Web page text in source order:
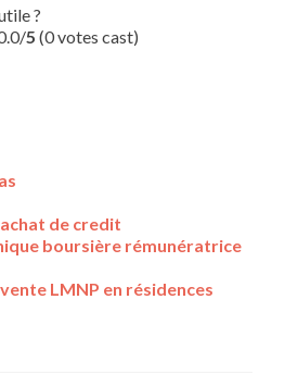
?
5 (0 votes cast)
de credit
boursière rémunératrice
LMNP en résidences